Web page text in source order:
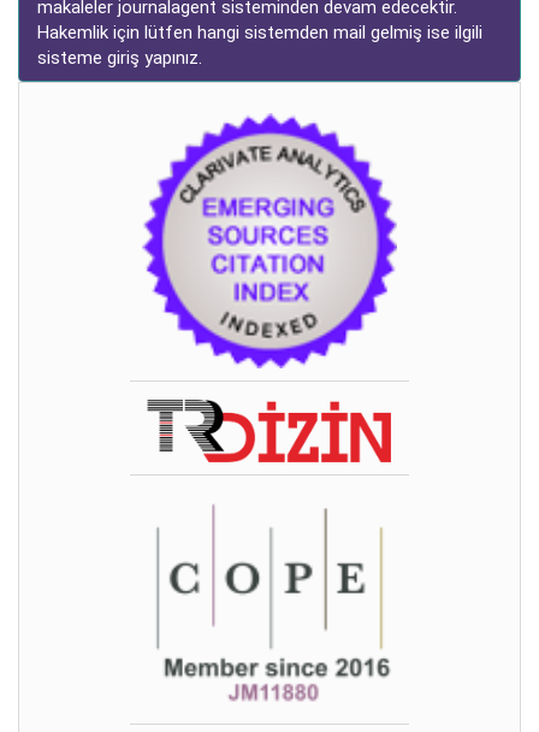
makaleler journalagent sisteminden devam edecektir.
Hakemlik için lütfen hangi sistemden mail gelmiş ise ilgili
sisteme giriş yapınız.